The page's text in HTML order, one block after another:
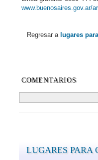
www.buenosaires.gov.ar/
Regresar a lugares
COMENTARIOS
LUGARES PARA